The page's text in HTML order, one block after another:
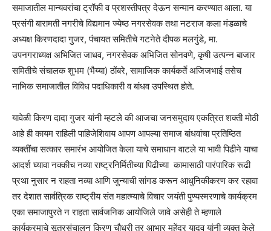
समाजातील मान्यवरांचा ट्रॉफी व प्रशस्तीपत्र देऊन सन्मान करण्यात आला. या
प्रसंगी बारामती नगरीचे विद्यमान ज्येष्ठ नगरसेवक तथा नटराज कला मंडळाचे
अध्यक्ष किरणदादा गुजर, पंचायत समितीचे गटनेते दीपक मलगुंडे, मा.
उपनगराध्यक्ष अभिजित जाधव, नगरसेवक अभिजित सोनवणे, कृषी उत्पन्न बाजार
समितीचे संचालक शुभम (भैय्या) ठोंबरे, सामाजिक कार्यकर्ते अजिजभाई तसेच
नाभिक समाजातील विविध पदाधिकारी व बांधव उपस्थित होते.
यावेळी किरण दादा गुजर यांनी म्हटले की आजचा जनसमुदाय एकत्रित शक्ती मोठी
आहे ही कायम राहिली पाहिजेशिवाय आपण आपल्या समाज बांधवांचा प्रतिष्ठित
व्यक्तींचा सत्कार समारंभ आयोजित केला याचे समाधान वाटले या भावी पिढीने याचा
आदर्श घ्यावा नक्कीच नव्या राष्ट्रनिर्मितीच्या पिढीच्या कामासाठी पारंपारिक रूढी
प्रथा नुसार न राहता नव्या आणि जुन्याची सांगड करून आधुनिकीकरण कर रहावा
तर देशात सार्वत्रिक राष्ट्रीय संत महात्म्याचे विचार जयंती पुण्यस्मरणाचे कार्यक्रम
एका समाजापुरते न राहता सार्वजनिक आयोजिले जावे असेही ते म्हणाले
कार्यक्रमाचे सूत्रसंचालन किरण चौधरी तर आभार महेंद्र यादव यांनी व्यक्त केले